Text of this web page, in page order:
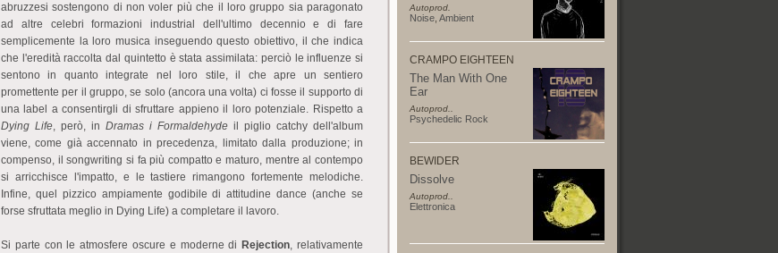
abruzzesi sostengono di non voler più che il loro gruppo sia paragonato
ad altre celebri formazioni industrial dell'ultimo decennio e di fare
semplicemente la loro musica inseguendo questo obiettivo, il che indica
che l'eredità raccolta dal quintetto è stata assimilata: perciò le influenze si
sentono in quanto integrate nel loro stile, il che apre un sentiero
promettente per il gruppo, se solo (ancora una volta) ci fosse il supporto di
una label a consentirgli di sfruttare appieno il loro potenziale. Rispetto a
Dying Life, però, in Dramas i Formaldehyde il piglio catchy dell'album
viene, come già accennato in precedenza, limitato dalla produzione; in
compenso, il songwriting si fa più compatto e maturo, mentre al contempo
si arricchisce l'impatto, e le tastiere rimangono fortemente melodiche.
Infine, quel pizzico ampiamente godibile di attitudine dance (anche se
forse sfruttata meglio in Dying Life) a completare il lavoro.
Si parte con le atmosfere oscure e moderne di Rejection, relativamente
Autoprod.
Noise Ambient
CRAMPO EIGHTEEN
The Man With One
Ear
Autoprod..
Psychedelic Rock
BEWIDER
Dissolve
Autoprod..
Elettronica